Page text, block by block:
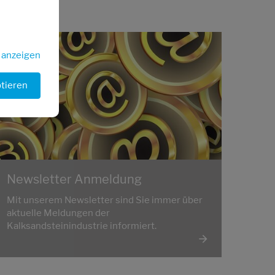
Newsletter Anmeldung
Mit unserem Newsletter sind Sie immer über
aktuelle Meldungen der
Kalksandsteinindustrie informiert.